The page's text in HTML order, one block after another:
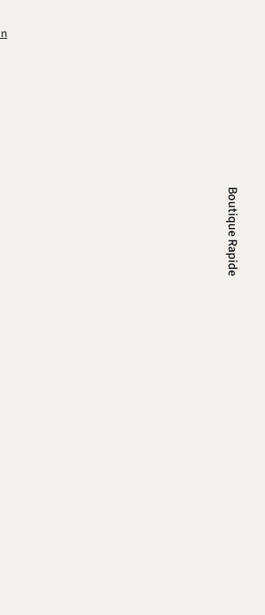
Boutique Rapide